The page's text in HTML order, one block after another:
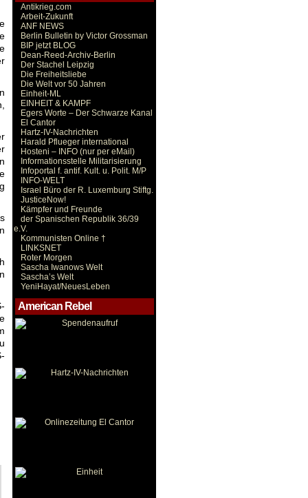
Antikrieg.com
Arbeit-Zukunft
ANF NEWS
Berlin Bulletin by Victor Grossman
BIP jetzt BLOG
Dean-Reed-Archiv-Berlin
Der Stachel Leipzig
Die Freiheitsliebe
Die Welt vor 50 Jahren
Einheit-ML
EINHEIT & KAMPF
Egers Worte – Der Schwarze Kanal
El Cantor
Hartz-IV-Nachrichten
Harald Pflueger international
Hosteni – INFO (nur per eMail)
Informationsstelle Militarisierung
Infoportal f. antif. Kult. u. Polit. M/P
INFO-WELT
Israel Büro der R. Luxemburg Stiftg.
JusticeNow!
Kämpfer und Freunde
der Spanischen Republik 36/39
e.V.
Kommunisten Online †
LINKSNET
Roter Morgen
Sascha Iwanows Welt
Sascha’s Welt
YeniHayat/NeuesLeben
American Rebel